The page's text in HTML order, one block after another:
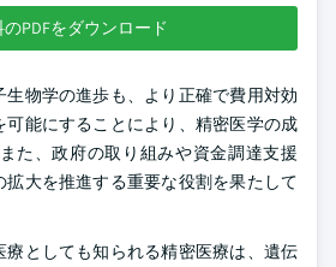
PDFをダウンロード
生物学の進歩も、より正確で費用対効
可能にすることにより、精密医学の成
た、政府の取り組みや資金調達支援
拡大を推進する重要な役割を果たして
療としても知られる精密医療は、遺伝